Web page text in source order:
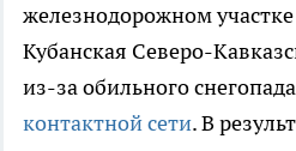
железнодорожном
Кубанская Северо-
из-за обильного снегопада
контактной сети. В